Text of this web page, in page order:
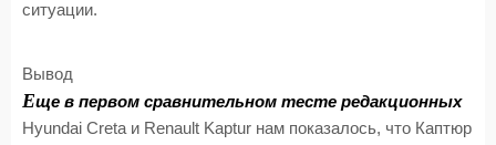
ситуации.
Вывод
Еще в первом сравнительном тесте редакционных
Hyundai Creta и Renault Kaptur нам показалось, что Каптюр